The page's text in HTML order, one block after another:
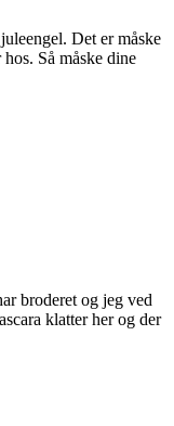
Det er måske
Så måske dine
broderet og jeg ved
klatter her og der